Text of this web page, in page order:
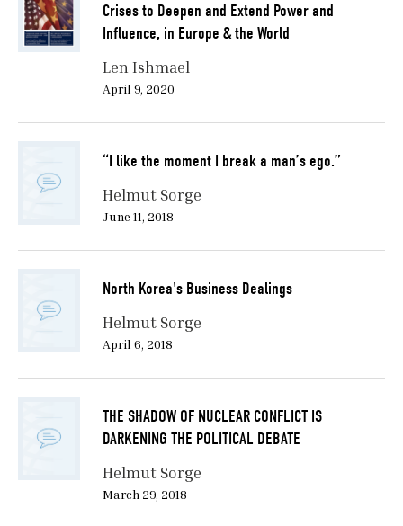
Crises to Deepen and Extend Power and
Influence, in Europe & the World
Len Ishmael
April 9, 2020
“I like the moment I break a man’s ego.”
Helmut Sorge
June 11, 2018
North Korea's Business Dealings
Helmut Sorge
April 6, 2018
THE SHADOW OF NUCLEAR CONFLICT IS
DARKENING THE POLITICAL DEBATE
Helmut Sorge
March 29, 2018